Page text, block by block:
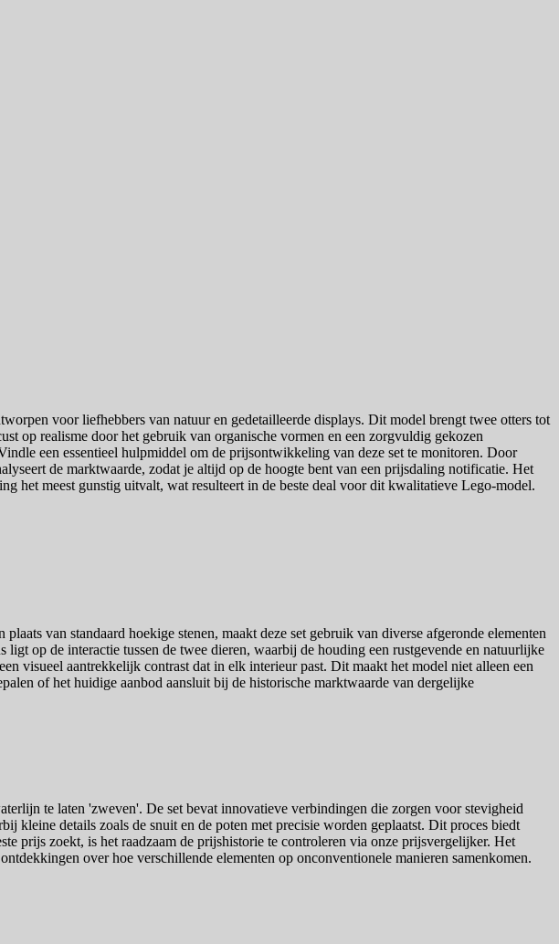
voor liefhebbers van natuur en gedetailleerde displays. Dit model brengt twee otters tot
op realisme door het gebruik van organische vormen en een zorgvuldig gekozen
een essentieel hulpmiddel om de prijsontwikkeling van deze set te monitoren. Door
de marktwaarde, zodat je altijd op de hoogte bent van een prijsdaling notificatie. Het
het meest gunstig uitvalt, wat resulteert in de beste deal voor dit kwalitatieve Lego-model.
van standaard hoekige stenen, maakt deze set gebruik van diverse afgeronde elementen
op de interactie tussen de twee dieren, waarbij de houding een rustgevende en natuurlijke
visueel aantrekkelijk contrast dat in elk interieur past. Dit maakt het model niet alleen een
of het huidige aanbod aansluit bij de historische marktwaarde van dergelijke
te laten 'zweven'. De set bevat innovatieve verbindingen die zorgen voor stevigheid
kleine details zoals de snuit en de poten met precisie worden geplaatst. Dit proces biedt
prijs zoekt, is het raadzaam de prijshistorie te controleren via onze prijsvergelijker. Het
over hoe verschillende elementen op onconventionele manieren samenkomen.